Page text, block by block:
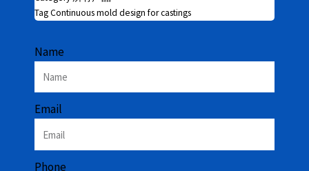
TagContinuous mold design for castings
Name
Email
Phone